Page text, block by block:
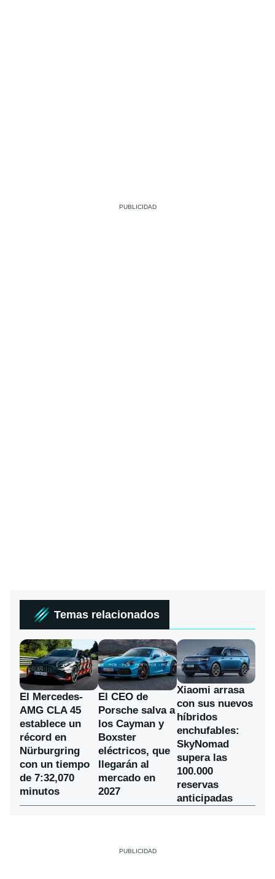
Temas relacionados
El Mercedes-
AMG CLA 45
establece un
récord en
Nürburgring
con un tiempo
de 7:32,070
minutos
El CEO de
Porsche salva a
los Cayman y
Boxster
eléctricos, que
llegarán al
mercado en
2027
Xiaomi arrasa
con sus nuevos
híbridos
enchufables:
SkyNomad
supera las
100.000
reservas
anticipadas